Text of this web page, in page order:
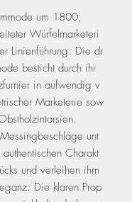
um 1800,
Würfelmarketeri
Linienführung. Die dr
besticht durch ihr
in aufwendig v
Marketerie sow
unt
Charakt
und verleihen ihm
Die klaren Prop